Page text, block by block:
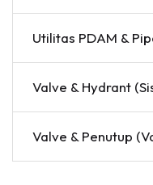
Utilitas PDAM &
Valve & Hydrant
Valve & Penutup